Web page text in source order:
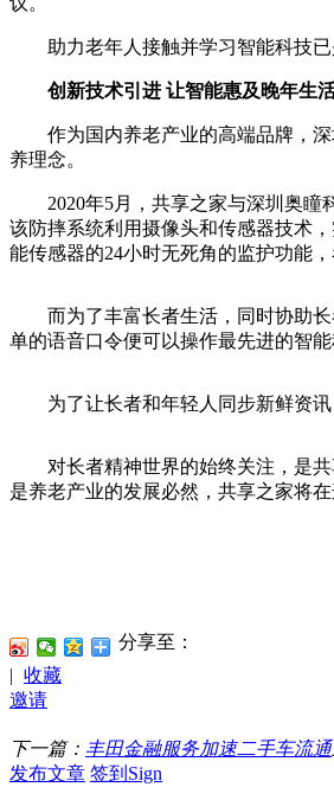
助力老年人接触并学习智能科技已
创新技术引进 让智能惠及晚年生
作为国内养老产业的高端品牌，深
养理念。
2020年5月，共享之家与深圳奥瞳科
该防摔系统利用摄像头和传感器技术
能传感器的24小时无死角的监护功能
而为了丰富长者生活，同时协助长
单的语音口令便可以操作最先进的智
为了让长者和年轻人同步新鲜资讯
对长者精神世界的始终关注，是共
是养老产业的发展必然，共享之家将
分享至：
| 收藏
邀请
下一篇： 丰田金融服务加速二手车流通
发布文章 签到Sign